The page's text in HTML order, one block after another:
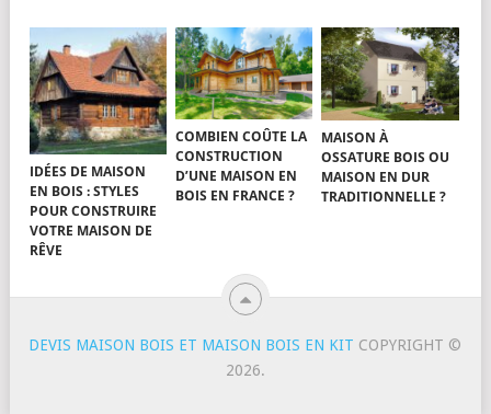
IDÉES DE MAISON
EN BOIS : STYLES
POUR CONSTRUIRE
VOTRE MAISON DE
RÊVE
COMBIEN COÛTE LA
CONSTRUCTION
D’UNE MAISON EN
BOIS EN FRANCE ?
MAISON À
OSSATURE BOIS OU
MAISON EN DUR
TRADITIONNELLE ?
DEVIS MAISON BOIS ET MAISON BOIS EN KIT COPYRIGHT ©
2026.